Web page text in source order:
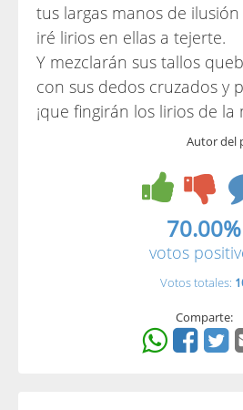
tus largas manos de
iré lirios en ellas a tejerte.
Y mezclarán sus tallos
con sus dedos cruzados y
¡que fingirán los lirios de la
Autor del
70.00%
votos
Votos totales:
Comparte: